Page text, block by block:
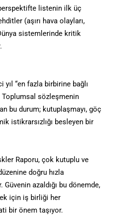
listenin ilk üç
(aşırı hava olayları,
sistemlerinde kritik
“en fazla birbirine bağlı
Toplumsal sözleşmenin
bu durum; kutuplaşmayı, göç
istikrarsızlığı besleyen bir
Raporu, çok kutuplu ve
doğru hızla
azaldığı bu dönemde,
için iş birliği her
bir önem taşıyor.